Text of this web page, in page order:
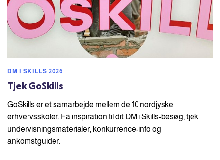
DM I SKILLS 2026
Tjek GoSkills
GoSkills er et samarbejde mellem de 10 nordjyske
erhvervsskoler. Få inspiration til dit DM i Skills-besøg, tjek
undervisningsmaterialer, konkurrence-info og
ankomstguider.